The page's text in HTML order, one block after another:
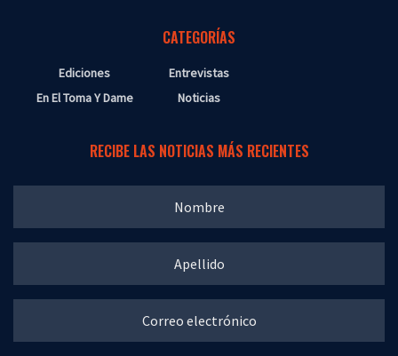
CATEGORÍAS
Ediciones
En El Toma Y Dame
Entrevistas
Noticias
RECIBE LAS NOTICIAS MÁS RECIENTES